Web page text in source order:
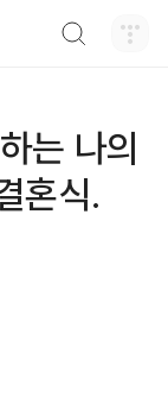
는 나의
혼식.